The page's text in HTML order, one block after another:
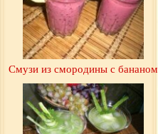
Смузи из смородины с бананом